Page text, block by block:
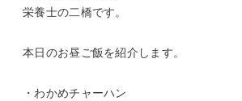
栄養士の二橋です。
本日のお昼ご飯を紹介します。
・わかめチャーハン